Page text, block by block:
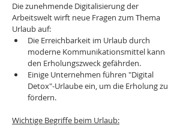
Die zunehmende Digitalisierung der
Arbeitswelt wirft neue Fragen zum Thema
Urlaub auf:
Die Erreichbarkeit im Urlaub durch
moderne Kommunikationsmittel kann
den Erholungszweck gefährden.
Einige Unternehmen führen "Digital
Detox"-Urlaube ein, um die Erholung zu
fördern.
Wichtige Begriffe beim Urlaub: